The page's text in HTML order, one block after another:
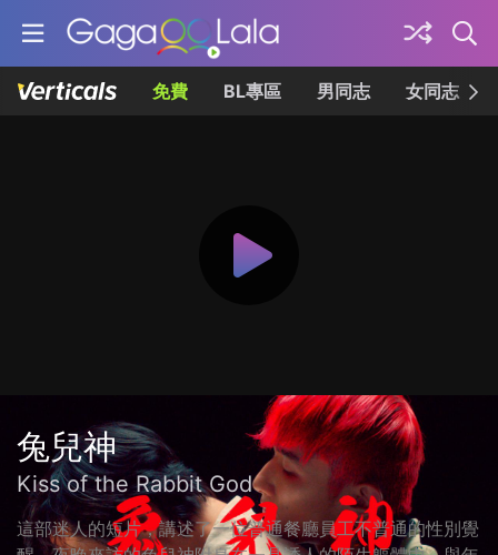
免費 BL專區 男同志 女同志
兔兒神
Kiss of the Rabbit God
這部迷人的短片，講述了一位普通餐廳員工不普通的性別覺